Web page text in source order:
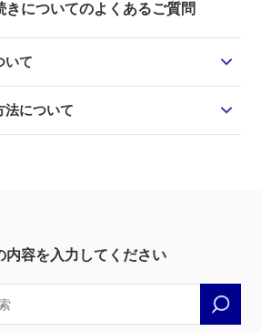
きについてのよくあるご質問
いて
法について
内容を入力してください